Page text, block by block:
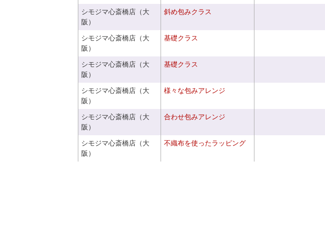
シモジマ心斎橋店（大
阪）
斜め包みクラス
シモジマ心斎橋店（大
阪）
基礎クラス
シモジマ心斎橋店（大
阪）
基礎クラス
シモジマ心斎橋店（大
阪）
様々な包みアレンジ
シモジマ心斎橋店（大
阪）
合わせ包みアレンジ
シモジマ心斎橋店（大
阪）
不織布を使ったラッピング